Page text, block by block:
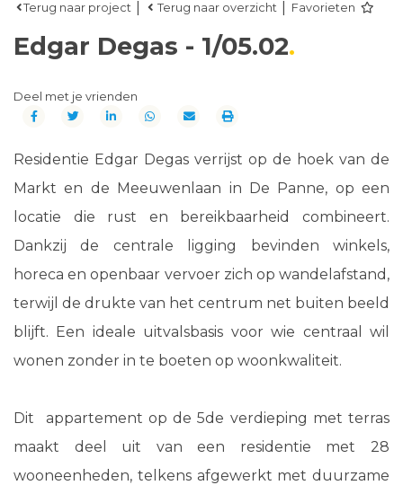
Terug naar project Terug naar overzicht Favorieten
Edgar Degas - 1/05.02
Deel met je vrienden
Residentie Edgar Degas verrijst op de hoek van de
Markt en de Meeuwenlaan in De Panne, op een
locatie die rust en bereikbaarheid combineert.
Dankzij de centrale ligging bevinden winkels,
horeca en openbaar vervoer zich op wandelafstand,
terwijl de drukte van het centrum net buiten beeld
blijft. Een ideale uitvalsbasis voor wie centraal wil
wonen zonder in te boeten op woonkwaliteit.
Dit appartement op de 5de verdieping met terras
maakt deel uit van een residentie met 28
wooneenheden, telkens afgewerkt met duurzame